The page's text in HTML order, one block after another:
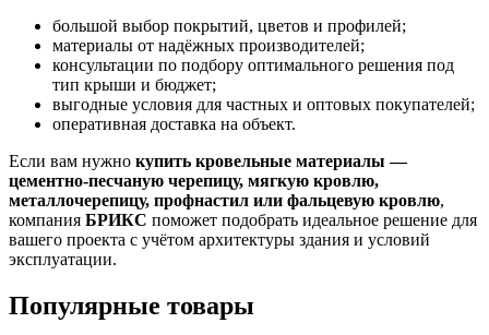
большой выбор покрытий, цветов и профилей;
материалы от надёжных производителей;
консультации по подбору оптимального решения под
тип крыши и бюджет;
выгодные условия для частных и оптовых покупателей;
оперативная доставка на объект.
Если вам нужно купить кровельные материалы —
цементно-песчаную черепицу, мягкую кровлю,
металлочерепицу, профнастил или фальцевую кровлю,
компания БРИКС поможет подобрать идеальное решение для
вашего проекта с учётом архитектуры здания и условий
эксплуатации.
Популярные товары